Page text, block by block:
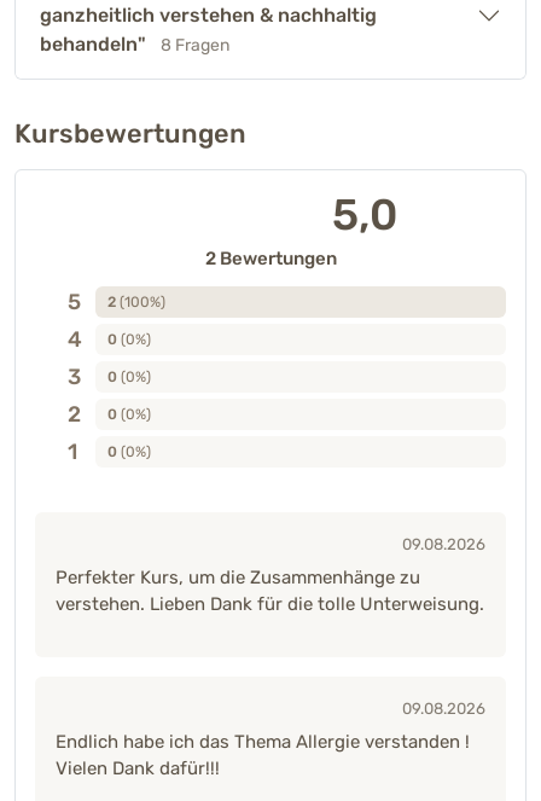
ganzheitlich verstehen & nachhaltig
behandeln"
8 Fragen
Kursbewertungen
5,0
2 Bewertungen
5 2 (100%)
4 0 (0%)
3 0 (0%)
2 0 (0%)
1 0 (0%)
09.08.2026
Perfekter Kurs, um die Zusammenhänge zu
verstehen. Lieben Dank für die tolle Unterweisung.
09.08.2026
Endlich habe ich das Thema Allergie verstanden !
Vielen Dank dafür!!!